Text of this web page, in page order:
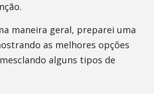
maneira geral, preparei uma
as melhores opções
alguns tipos de